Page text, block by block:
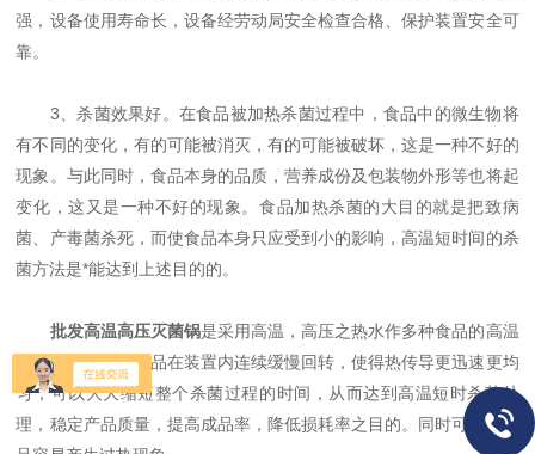
强，设备使用寿命长，设备经劳动局安全检查合格、保护装置安全可
靠。
3、杀菌效果好。在食品被加热杀菌过程中，食品中的微生物将
有不同的变化，有的可能被消灭，有的可能被破坏，这是一种不好的
现象。与此同时，食品本身的品质，营养成份及包装物外形等也将起
变化，这又是一种不好的现象。食品加热杀菌的大目的就是把致病
菌、产毒菌杀死，而使食品本身只应受到小的影响，高温短时间的杀
菌方法是*能达到上述目的的。
批发高温高压灭菌锅是采用高温，高压之热水作多种食品的高温
快速杀菌处理，食品在装置内连续缓慢回转，使得热传导更迅速更均
匀，可以大大缩短整个杀菌过程的时间，从而达到高温短时杀菌处
理，稳定产品质量，提高成品率，降低损耗率之目的。同时可避免食